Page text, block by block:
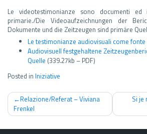
Le videotestimonianze sono documenti
primarie./Die Videoaufzeichnungen der
Dokumente und die Zeitzeugen sind primäre
Le testimonianze audiovisuali come
Audiovisuell festgehaltene
Quelle (339.27kb – PDF)
Posted in Iniziative
Navigazione
articoli
Relazione/Referat – Viviana
Frenkel
Si je